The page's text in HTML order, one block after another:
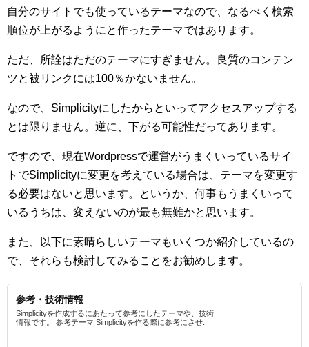
自分のサイトでも使っているテーマなので、なるべく検索
順位が上がるようにと作ったテーマではあります。
ただ、所詮はただのテーマにすぎません。良質のコンテン
ツと被リンクには100％かないません。
なので、Simplicityにしたからといってアクセスアップする
とは限りません。逆に、下がる可能性だってあります。
ですので、現在Wordpressで運営がうまくいっているサイ
トでSimplicityに変更を考えている場合は、テーマを変更す
る必要はないと思います。というか、何事もうまくいって
いるうちは、変えないのが最も無難かと思います。
また、以下に素晴らしいテーマもいくつか紹介しているの
で、それらも検討してみることをお勧めします。
参考・技術情報
Simplicityを作成するにあたって参考にしたテーマや、技術
情報です。 参考テーマ Simplicityを作る際に参考にさせ...